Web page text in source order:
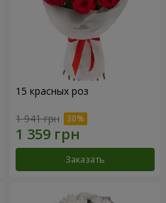
15 красных роз
1 941 грн
Заказать